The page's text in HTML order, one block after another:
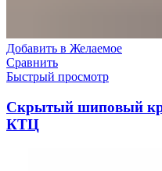
Добавить в Желаемое
Сравнить
Быстрый просмотр
Скрытый шиповый
КТЦ